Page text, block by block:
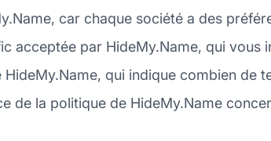
car chaque société a des
acceptée par HideMy.Name, qui
qui indique combien de
de la politique de HideMy.Name